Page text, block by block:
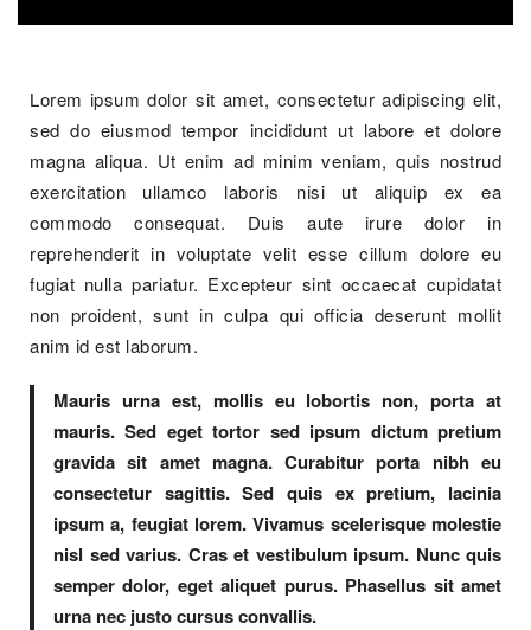
Lorem ipsum dolor sit amet, consectetur adipiscing elit,
sed do eiusmod tempor incididunt ut labore et dolore
magna aliqua. Ut enim ad minim veniam, quis nostrud
exercitation ullamco laboris nisi ut aliquip ex ea
commodo consequat. Duis aute irure dolor in
reprehenderit in voluptate velit esse cillum dolore eu
fugiat nulla pariatur. Excepteur sint occaecat cupidatat
non proident, sunt in culpa qui officia deserunt mollit
anim id est laborum.
Mauris urna est, mollis eu lobortis non, porta at
mauris. Sed eget tortor sed ipsum dictum pretium
gravida sit amet magna. Curabitur porta nibh eu
consectetur sagittis. Sed quis ex pretium, lacinia
ipsum a, feugiat lorem. Vivamus scelerisque molestie
nisl sed varius. Cras et vestibulum ipsum. Nunc quis
semper dolor, eget aliquet purus. Phasellus sit amet
urna nec justo cursus convallis.